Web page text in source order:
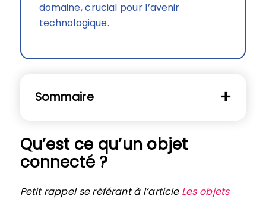
domaine, crucial pour l’avenir
technologique.
Sommaire
Qu’est ce qu’un objet
connecté ?
Petit rappel se référant à l’article Les objets